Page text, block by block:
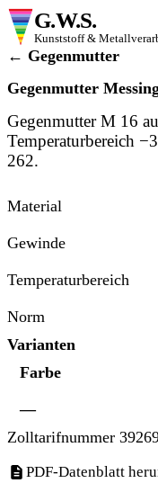
G.W.S.
Kunststoff &
← Gegenmutter
Gegenmutter
Gegenmutter M 16
Temperaturbereich
262.
Material
Gewinde
Temperaturbereich
Norm
Varianten
Farbe
—
Zolltarifnummer
PDF-Datenblatt